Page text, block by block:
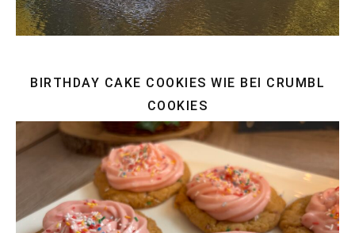
BIRTHDAY CAKE COOKIES WIE BEI CRUMBL
COOKIES